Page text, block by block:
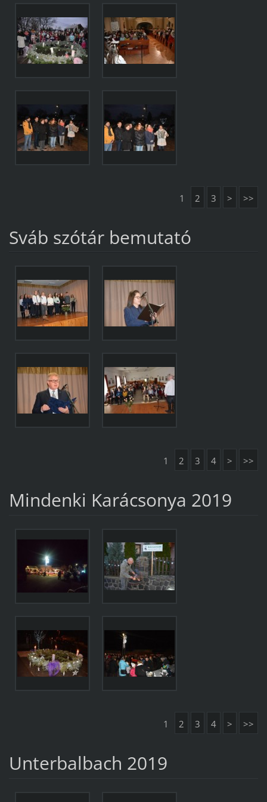
1 2 3 > >>
Sváb szótár bemutató
1 2 3 4 > >>
Mindenki Karácsonya 2019
1 2 3 4 > >>
Unterbalbach 2019